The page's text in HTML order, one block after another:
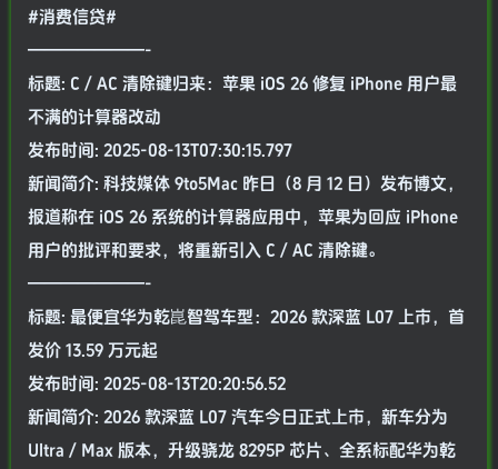
#消费信贷#
———————-
标题: C / AC 清除键归来：苹果 iOS 26 修复 iPhone 用户最
不满的计算器改动
发布时间: 2025-08-13T07:30:15.797
新闻简介: 科技媒体 9to5Mac 昨日（8 月 12 日）发布博文，
报道称在 iOS 26 系统的计算器应用中，苹果为回应 iPhone
用户的批评和要求，将重新引入 C / AC 清除键。
———————-
标题: 最便宜华为乾崑智驾车型：2026 款深蓝 L07 上市，首
发价 13.59 万元起
发布时间: 2025-08-13T20:20:56.52
新闻简介: 2026 款深蓝 L07 汽车今日正式上市，新车分为
Ultra / Max 版本，升级骁龙 8295P 芯片、全系标配华为乾